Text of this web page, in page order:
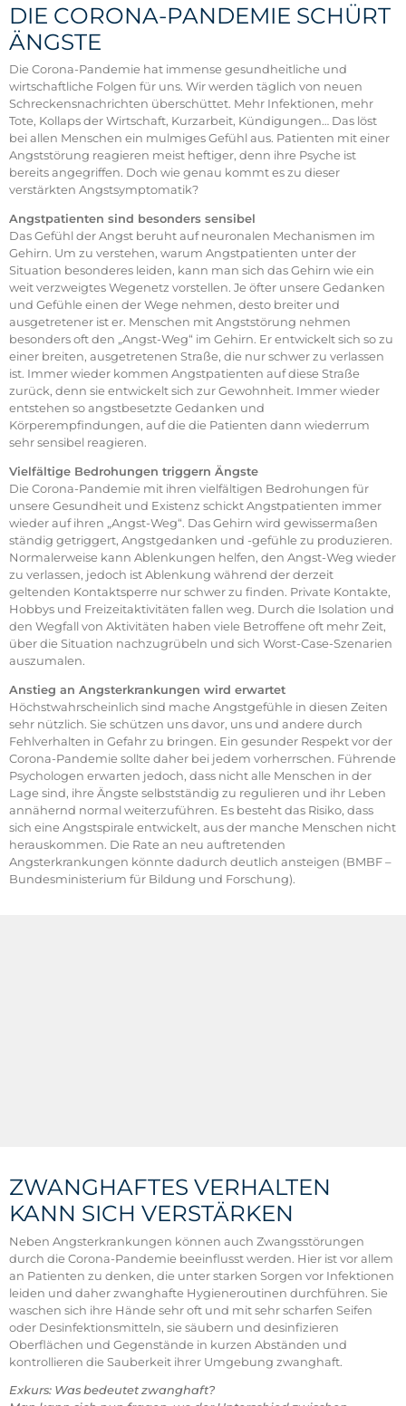
DIE CORONA-PANDEMIE SCHÜRT
ÄNGSTE
Die Corona-Pandemie hat immense gesundheitliche und
wirtschaftliche Folgen für uns. Wir werden täglich von neuen
Schreckensnachrichten überschüttet. Mehr Infektionen, mehr
Tote, Kollaps der Wirtschaft, Kurzarbeit, Kündigungen… Das löst
bei allen Menschen ein mulmiges Gefühl aus. Patienten mit einer
Angststörung reagieren meist heftiger, denn ihre Psyche ist
bereits angegriffen. Doch wie genau kommt es zu dieser
verstärkten Angstsymptomatik?
Angstpatienten sind besonders sensibel
Das Gefühl der Angst beruht auf neuronalen Mechanismen im
Gehirn. Um zu verstehen, warum Angstpatienten unter der
Situation besonderes leiden, kann man sich das Gehirn wie ein
weit verzweigtes Wegenetz vorstellen. Je öfter unsere Gedanken
und Gefühle einen der Wege nehmen, desto breiter und
ausgetretener ist er. Menschen mit Angststörung nehmen
besonders oft den „Angst-Weg“ im Gehirn. Er entwickelt sich so zu
einer breiten, ausgetretenen Straße, die nur schwer zu verlassen
ist. Immer wieder kommen Angstpatienten auf diese Straße
zurück, denn sie entwickelt sich zur Gewohnheit. Immer wieder
entstehen so angstbesetzte Gedanken und
Körperempfindungen, auf die die Patienten dann wiederrum
sehr sensibel reagieren.
Vielfältige Bedrohungen triggern Ängste
Die Corona-Pandemie mit ihren vielfältigen Bedrohungen für
unsere Gesundheit und Existenz schickt Angstpatienten immer
wieder auf ihren „Angst-Weg“. Das Gehirn wird gewissermaßen
ständig getriggert, Angstgedanken und -gefühle zu produzieren.
Normalerweise kann Ablenkungen helfen, den Angst-Weg wieder
zu verlassen, jedoch ist Ablenkung während der derzeit
geltenden Kontaktsperre nur schwer zu finden. Private Kontakte,
Hobbys und Freizeitaktivitäten fallen weg. Durch die Isolation und
den Wegfall von Aktivitäten haben viele Betroffene oft mehr Zeit,
über die Situation nachzugrübeln und sich Worst-Case-Szenarien
auszumalen.
Anstieg an Angsterkrankungen wird erwartet
Höchstwahrscheinlich sind mache Angstgefühle in diesen Zeiten
sehr nützlich. Sie schützen uns davor, uns und andere durch
Fehlverhalten in Gefahr zu bringen. Ein gesunder Respekt vor der
Corona-Pandemie sollte daher bei jedem vorherrschen. Führende
Psychologen erwarten jedoch, dass nicht alle Menschen in der
Lage sind, ihre Ängste selbstständig zu regulieren und ihr Leben
annähernd normal weiterzuführen. Es besteht das Risiko, dass
sich eine Angstspirale entwickelt, aus der manche Menschen nicht
herauskommen. Die Rate an neu auftretenden
Angsterkrankungen könnte dadurch deutlich ansteigen (BMBF –
Bundesministerium für Bildung und Forschung).
ZWANGHAFTES VERHALTEN
KANN SICH VERSTÄRKEN
Neben Angsterkrankungen können auch Zwangsstörungen
durch die Corona-Pandemie beeinflusst werden. Hier ist vor allem
an Patienten zu denken, die unter starken Sorgen vor Infektionen
leiden und daher zwanghafte Hygieneroutinen durchführen. Sie
waschen sich ihre Hände sehr oft und mit sehr scharfen Seifen
oder Desinfektionsmitteln, sie säubern und desinfizieren
Oberflächen und Gegenstände in kurzen Abständen und
kontrollieren die Sauberkeit ihrer Umgebung zwanghaft.
Exkurs: Was bedeutet zwanghaft?